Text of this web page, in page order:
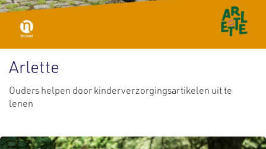
Arlette
Ouders helpen door kinderverzorgingsartikelen uit te
lenen